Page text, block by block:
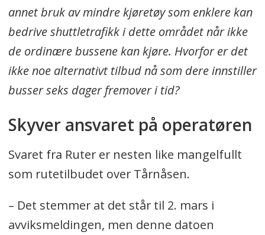
annet bruk av mindre kjøretøy som enklere kan
bedrive shuttletrafikk i dette området når ikke
de ordinære bussene kan kjøre. Hvorfor er det
ikke noe alternativt tilbud nå som dere innstiller
busser seks dager fremover i tid?
Skyver ansvaret på operatøren
Svaret fra Ruter er nesten like mangelfullt
som rutetilbudet over Tårnåsen.
– Det stemmer at det står til 2. mars i
avviksmeldingen, men denne datoen